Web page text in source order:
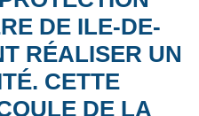
DE ILE-DE-
RÉALISER UN
. CETTE
DE LA